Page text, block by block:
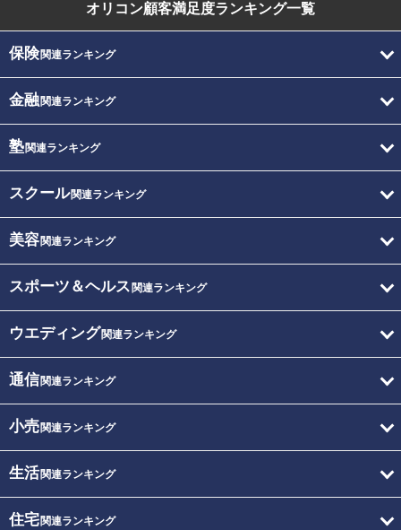
オリコン顧客満足度ランキング一覧
保険関連ランキング
金融関連ランキング
塾関連ランキング
スクール関連ランキング
美容関連ランキング
スポーツ＆ヘルス 関連ランキング
ウエディング関連ランキング
通信関連ランキング
小売関連ランキング
生活関連ランキング
住宅関連ランキング